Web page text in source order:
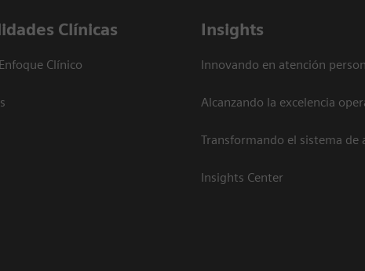
Clínicas
Clínico
Insights
Innovando en atención
Alcanzando la excelencia
Transformando el sistema de
Insights Center